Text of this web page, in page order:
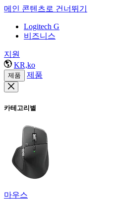
메인 콘텐츠로 건너뛰기
Logitech G
비즈니스
지원
KR,ko
제품 제품
카테고리별
마우스